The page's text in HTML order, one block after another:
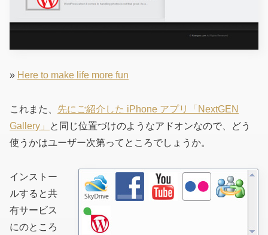
» Here to make life more fun
これまた、 先にご紹介した iPhone アプリ「NextGEN
Gallery」
と同じ位置づけのようなアドオンなので、どう
使うかはユーザー次第ってところでしょうか。
インストー
ルすると共
有サービス
にのところ